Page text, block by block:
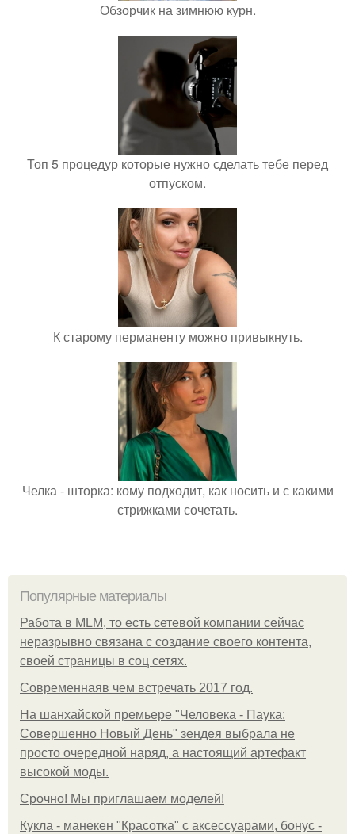
Обзорчик на зимнюю курн.
Топ 5 процедур которые нужно сделать тебе перед
отпуском.
К старому перманенту можно привыкнуть.
Челка - шторка: кому подходит, как носить и с какими
стрижками сочетать.
Популярные материалы
Работа в MLM, то есть сетевой компании сейчас
неразрывно связана с создание своего контента,
своей страницы в соц сетях.
Современнаяв чем встречать 2017 год.
На шанхайской премьере "Человека - Паука:
Совершенно Новый День" зендея выбрала не
просто очередной наряд, а настоящий артефакт
высокой моды.
Срочно! Мы приглашаем моделей!
Кукла - манекен "Красотка" с аксессуарами, бонус -